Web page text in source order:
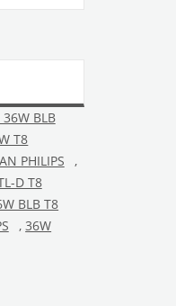
36W BLB
T8
PHILIPS
,
D T8
BLB T8
, 36W